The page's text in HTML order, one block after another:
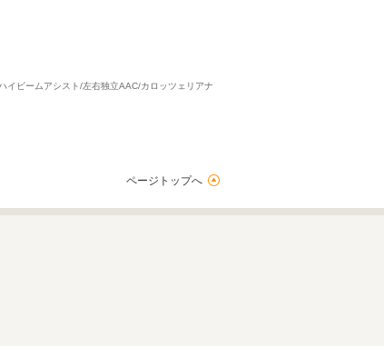
ビームアシスト/左右独立AAC/カロッツェリアナ
ページトップへ